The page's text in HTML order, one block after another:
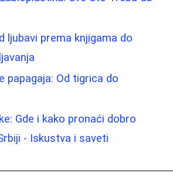
ljubavi prema knjigama do
papagaja: Od tigrica do
Gde i kako pronaći dobro
- Iskustva i saveti